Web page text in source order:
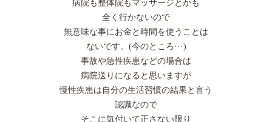
病院も整体院もマッサージとかも
全く行かないので
無意味な事にお金と時間を使うことは
ないです。(今のところ···)
事故や急性疾患などの場合は
病院送りになると思いますが
慢性疾患は自分の生活習慣の結果と言う
認識なので
そこに気付いて正さない限り